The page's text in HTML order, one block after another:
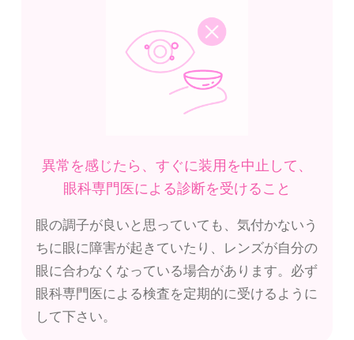
異常を感じたら、すぐに装用を中止して、
眼科専門医による診断を受けること
眼の調子が良いと思っていても、気付かないう
ちに眼に障害が起きていたり、レンズが自分の
眼に合わなくなっている場合があります。必ず
眼科専門医による検査を定期的に受けるように
して下さい。